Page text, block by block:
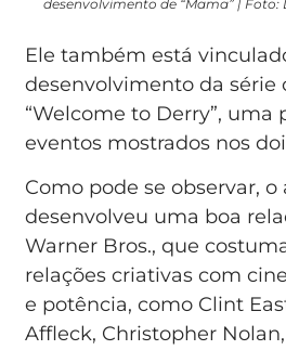
desenvolvimento de “Mama” | Foto:
Ele também está
desenvolvimento da série
“Welcome to Derry”, uma
eventos mostrados nos
Como pode se observar,
desenvolveu uma boa
Warner Bros., que
relações criativas com
e potência, como Clint
Affleck, Christopher